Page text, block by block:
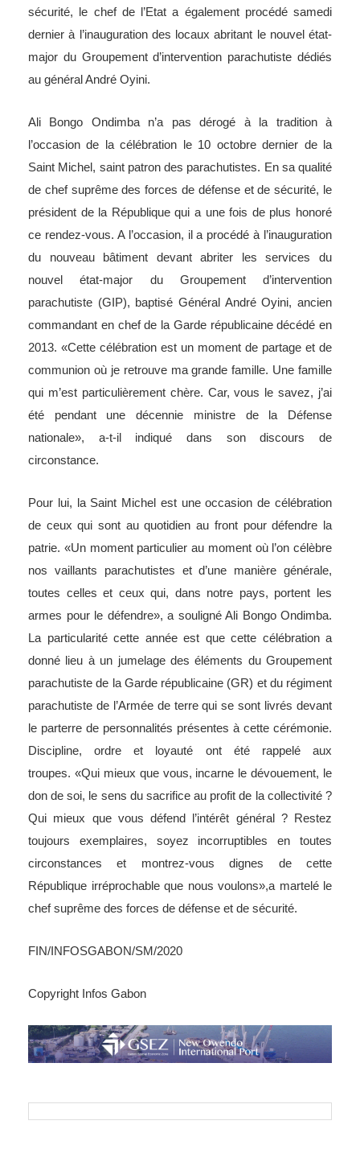
sécurité, le chef de l’Etat a également procédé samedi
dernier à l’inauguration des locaux abritant le nouvel état-
major du Groupement d’intervention parachutiste dédiés
au général André Oyini.
Ali Bongo Ondimba n’a pas dérogé à la tradition à
l’occasion de la célébration le 10 octobre dernier de la
Saint Michel, saint patron des parachutistes. En sa qualité
de chef suprême des forces de défense et de sécurité, le
président de la République qui a une fois de plus honoré
ce rendez-vous. A l’occasion, il a procédé à l’inauguration
du nouveau bâtiment devant abriter les services du
nouvel état-major du Groupement d’intervention
parachutiste (GIP), baptisé Général André Oyini, ancien
commandant en chef de la Garde républicaine décédé en
2013. «Cette célébration est un moment de partage et de
communion où je retrouve ma grande famille. Une famille
qui m’est particulièrement chère. Car, vous le savez, j’ai
été pendant une décennie ministre de la Défense
nationale», a-t-il indiqué dans son discours de
circonstance.
Pour lui, la Saint Michel est une occasion de célébration
de ceux qui sont au quotidien au front pour défendre la
patrie. «Un moment particulier au moment où l’on célèbre
nos vaillants parachutistes et d’une manière générale,
toutes celles et ceux qui, dans notre pays, portent les
armes pour le défendre», a souligné Ali Bongo Ondimba.
La particularité cette année est que cette célébration a
donné lieu à un jumelage des éléments du Groupement
parachutiste de la Garde républicaine (GR) et du régiment
parachutiste de l’Armée de terre qui se sont livrés devant
le parterre de personnalités présentes à cette cérémonie.
Discipline, ordre et loyauté ont été rappelé aux
troupes. «Qui mieux que vous, incarne le dévouement, le
don de soi, le sens du sacrifice au profit de la collectivité ?
Qui mieux que vous défend l’intérêt général ? Restez
toujours exemplaires, soyez incorruptibles en toutes
circonstances et montrez-vous dignes de cette
République irréprochable que nous voulons»,a martelé le
chef suprême des forces de défense et de sécurité.
FIN/INFOSGABON/SM/2020
Copyright Infos Gabon